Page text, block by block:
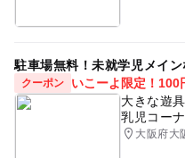
駐車場無料！未就学児メイ
クーポン
いこーよ限定！
大きな遊
乳児コー
大阪府大